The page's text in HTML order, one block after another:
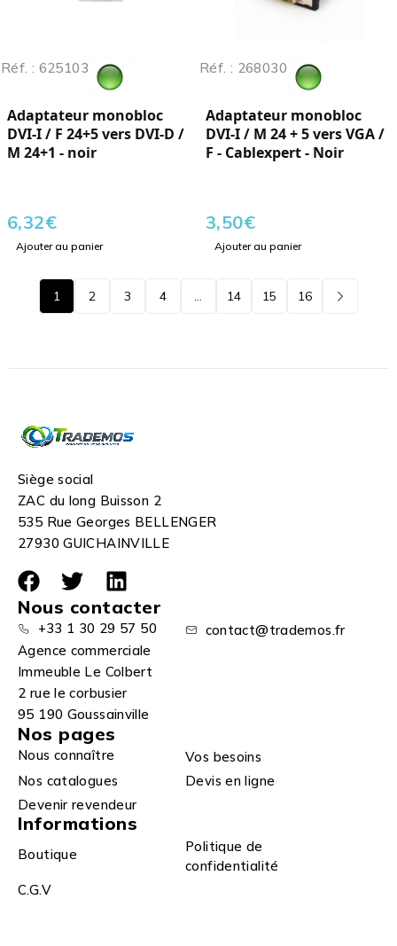
Réf. : 625103
Adaptateur monobloc
DVI-I / F 24+5 vers DVI-D /
M 24+1 - noir
6,32€
Ajouter au panier
Réf. : 268030
Adaptateur monobloc
DVI-I / M 24 + 5 vers VGA /
F - Cablexpert - Noir
3,50€
Ajouter au panier
1 2 3 4 … 14 15 16
Siège social
ZAC du long Buisson 2
535 Rue Georges BELLENGER
27930 GUICHAINVILLE
Nous contacter
+33 1 30 29 57 50
contact@trademos.fr
Agence commerciale
Immeuble Le Colbert
2 rue le corbusier
95 190 Goussainville
Nos pages
Nous connaître
Vos besoins
Nos catalogues
Devis en ligne
Devenir revendeur
Informations
Boutique
Politique de
confidentialité
C.G.V